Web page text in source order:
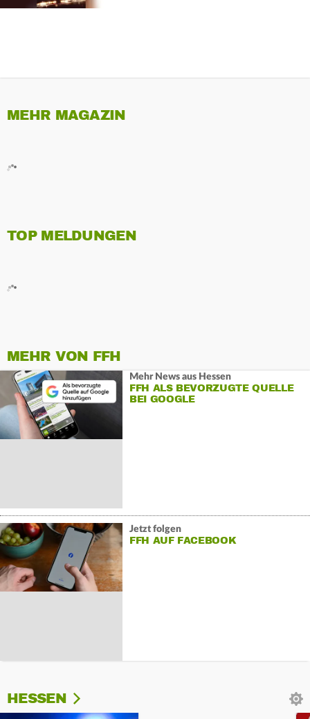
MEHR MAGAZIN
TOP MELDUNGEN
MEHR VON FFH
Mehr News aus Hessen
FFH ALS BEVORZUGTE QUELLE
BEI GOOGLE
Jetzt folgen
FFH AUF FACEBOOK
HESSEN